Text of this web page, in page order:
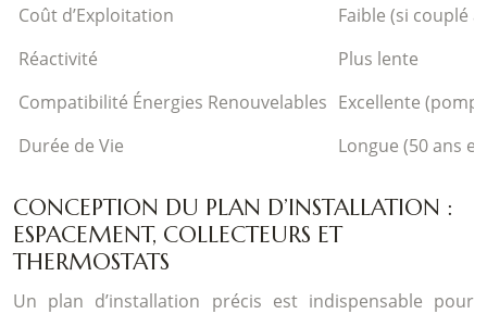
Coût d’Exploitation
Faible (si couplé
Réactivité
Plus lente
Compatibilité Énergies Renouvelables Excellente
Durée de Vie
Longue (50 ans
CONCEPTION DU PLAN D’INSTALLATION :
ESPACEMENT, COLLECTEURS ET
THERMOSTATS
Un plan d’installation précis est indispensable pour